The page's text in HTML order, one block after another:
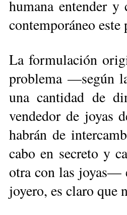
humana entender
contemporáneo este
La formulación
problema —según
una cantidad de
vendedor de joyas
habrán de
cabo en secreto y
otra con las joyas—
joyero, es claro que